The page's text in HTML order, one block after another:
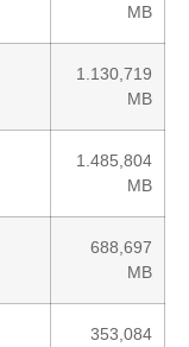
MB
1.130,719
MB
1.485,804
MB
688,697
MB
353,084